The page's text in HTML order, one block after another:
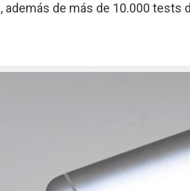
además de más de 10.000